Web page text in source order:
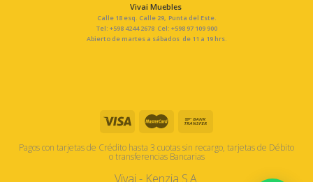
Vivai Muebles
Calle 18 esq. Calle 29, Punta del Este.
Tel: +598 4244 2678 Cel: +598 97 109 900
Abierto de martes a sábados de 11 a 19 hrs.
Pagos con tarjetas de Crédito hasta 3 cuotas sin recargo, tarjetas de Débito
o transferencias Bancarias
Vivai - Kenzia S.A.